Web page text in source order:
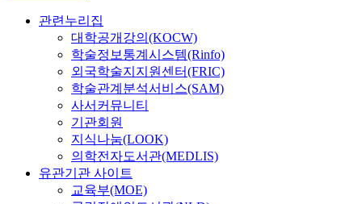
관련누리집
대학공개강의(KOCW)
학술정보통계시스템(Rinfo)
외국학술지지원센터(FRIC)
학술관계분석서비스(SAM)
사서커뮤니티
기관회원
지식나눔(LOOK)
의학전자도서관(MEDLIS)
유관기관 사이트
교육부(MOE)